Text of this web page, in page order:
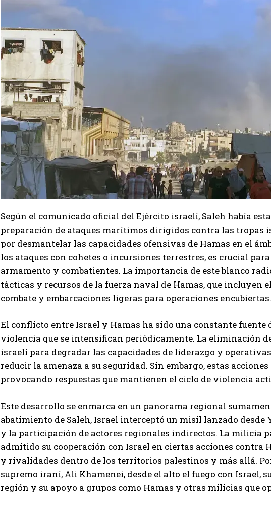
Según el comunicado oficial del Ejército israelí, Saleh había
preparación de ataques marítimos dirigidos contra las tropas
por desmantelar las capacidades ofensivas de Hamas en el
los ataques con cohetes o incursiones terrestres, es crucial
armamento y combatientes. La importancia de este blanco
tácticas y recursos de la fuerza naval de Hamas, que incluyen
combate y embarcaciones ligeras para operaciones encubiertas.
El conflicto entre Israel y Hamas ha sido una constante fuente
violencia que se intensifican periódicamente. La eliminación
israelí para degradar las capacidades de liderazgo y
reducir la amenaza a su seguridad. Sin embargo, estas
provocando respuestas que mantienen el ciclo de violencia
Este desarrollo se enmarca en un panorama regional
abatimiento de Saleh, Israel interceptó un misil lanzado
y la participación de actores regionales indirectos. La milicia
admitido su cooperación con Israel en ciertas acciones contra
y rivalidades dentro de los territorios palestinos y más allá.
supremo iraní, Ali Khamenei, desde el alto el fuego con Israel,
región y su apoyo a grupos como Hamas y otras milicias que